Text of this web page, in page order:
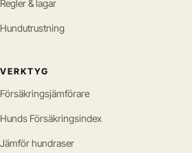
Regler & lagar
Hundutrustning
VERKTYG
Försäkringsjämförare
Hunds Försäkringsindex
Jämför hundraser